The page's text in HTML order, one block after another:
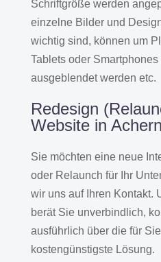
Schriftgröße werden
einzelne Bilder und
wichtig sind, können um
Tablets oder
ausgeblendet werden etc.
Redesign
Website in Achern
Sie möchten eine neue
oder Relaunch für Ihr
wir uns auf Ihren Kontakt.
berät Sie unverbindlich,
ausführlich über die für
kostengünstigste Lösung.